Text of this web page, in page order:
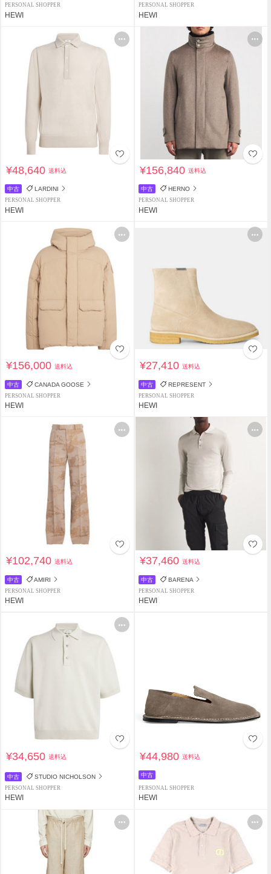
PERSONAL SHOPPER
HEWI
PERSONAL SHOPPER
HEWI
¥48,640送料込
中古 LARDINI
PERSONAL SHOPPER
HEWI
¥156,840送料込
中古 HERNO
PERSONAL SHOPPER
HEWI
¥156,000送料込
中古 CANADA GOOSE
PERSONAL SHOPPER
HEWI
¥27,410送料込
中古 REPRESENT
PERSONAL SHOPPER
HEWI
¥102,740送料込
中古 AMIRI
PERSONAL SHOPPER
HEWI
¥37,460送料込
中古 BARENA
PERSONAL SHOPPER
HEWI
¥34,650送料込
中古 STUDIO NICHOLSON
PERSONAL SHOPPER
HEWI
¥44,980送料込
中古
PERSONAL SHOPPER
HEWI